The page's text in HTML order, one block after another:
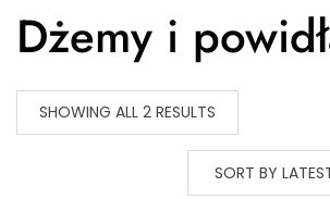
Dżemy i
SHOWING ALL 2 RESULTS